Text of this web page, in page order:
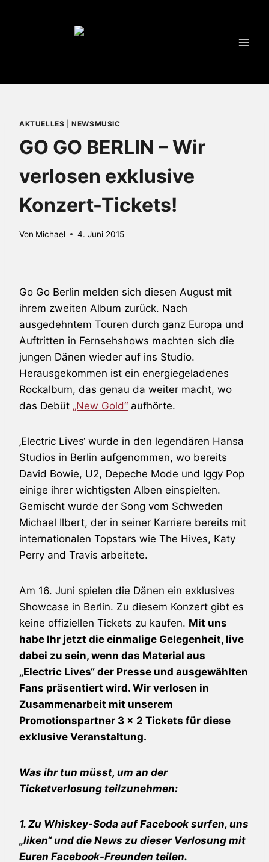
AKTUELLES |NEWSMUSIC
GO GO BERLIN – Wir
verlosen exklusive
Konzert-Tickets!
Von Michael 4. Juni 2015
Go Go Berlin melden sich diesen August mit
ihrem zweiten Album zurück. Nach
ausgedehntem Touren durch ganz Europa und
Auftritten in Fernsehshows machten sich die
jungen Dänen wieder auf ins Studio.
Herausgekommen ist ein energiegeladenes
Rockalbum, das genau da weiter macht, wo
das Debüt „New Gold“ aufhörte.
‚Electric Lives‘ wurde in den legendären Hansa
Studios in Berlin aufgenommen, wo bereits
David Bowie, U2, Depeche Mode und Iggy Pop
einige ihrer wichtigsten Alben einspielten.
Gemischt wurde der Song vom Schweden
Michael Ilbert, der in seiner Karriere bereits mit
internationalen Topstars wie The Hives, Katy
Perry and Travis arbeitete.
Am 16. Juni spielen die Dänen ein exklusives
Showcase in Berlin. Zu diesem Konzert gibt es
keine offiziellen Tickets zu kaufen. Mit uns
habe Ihr jetzt die einmalige Gelegenheit, live
dabei zu sein, wenn das Material aus
„Electric Lives“ der Presse und ausgewählten
Fans präsentiert wird. Wir verlosen in
Zusammenarbeit mit unserem
Promotionspartner 3 x 2 Tickets für diese
exklusive Veranstaltung.
Was ihr tun müsst, um an der
Ticketverlosung teilzunehmen:
1. Zu Whiskey-Soda auf Facebook surfen, uns
„liken“ und die News zu dieser Verlosung mit
Euren Facebook-Freunden teilen.